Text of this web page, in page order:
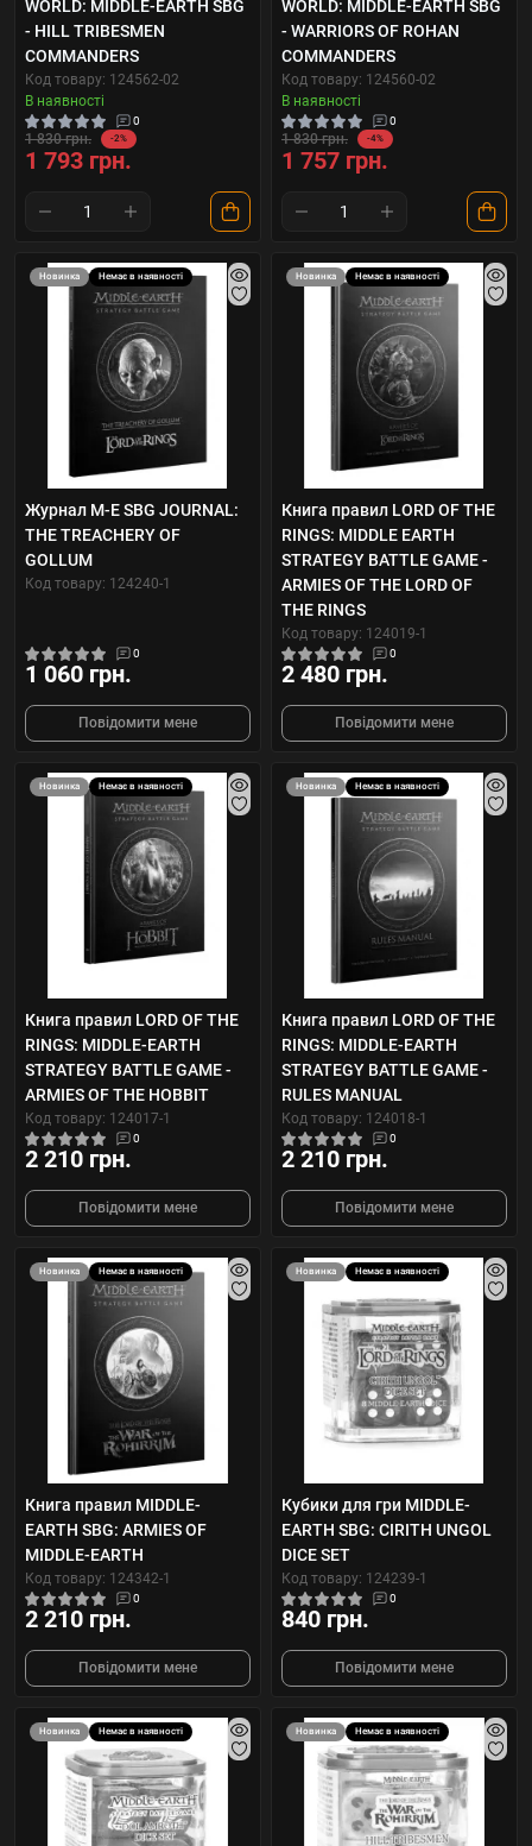
WORLD: MIDDLE-EARTH SBG
- HILL TRIBESMEN
COMMANDERS
Код товару: 124562-02
В наявності
0
1 830 грн. -2%
1 793 грн.
WORLD: MIDDLE-EARTH SBG
- WARRIORS OF ROHAN
COMMANDERS
Код товару: 124560-02
В наявності
0
1 830 грн. -4%
1 757 грн.
Новинка Немає в наявності
Журнал M-E SBG JOURNAL:
THE TREACHERY OF
GOLLUM
Код товару: 124240-1
0
1 060 грн.
Повідомити мене
Новинка Немає в наявності
Книга правил LORD OF THE
RINGS: MIDDLE EARTH
STRATEGY BATTLE GAME -
ARMIES OF THE LORD OF
THE RINGS
Код товару: 124019-1
0
2 480 грн.
Повідомити мене
Новинка Немає в наявності
Книга правил LORD OF THE
RINGS: MIDDLE-EARTH
STRATEGY BATTLE GAME -
ARMIES OF THE HOBBIT
Код товару: 124017-1
0
2 210 грн.
Повідомити мене
Новинка Немає в наявності
Книга правил LORD OF THE
RINGS: MIDDLE-EARTH
STRATEGY BATTLE GAME -
RULES MANUAL
Код товару: 124018-1
0
2 210 грн.
Повідомити мене
Новинка Немає в наявності
Книга правил MIDDLE-
EARTH SBG: ARMIES OF
MIDDLE-EARTH
Код товару: 124342-1
0
2 210 грн.
Повідомити мене
Новинка Немає в наявності
Кубики для гри MIDDLE-
EARTH SBG: CIRITH UNGOL
DICE SET
Код товару: 124239-1
0
840 грн.
Повідомити мене
Новинка Немає в наявності Новинка Немає в наявності